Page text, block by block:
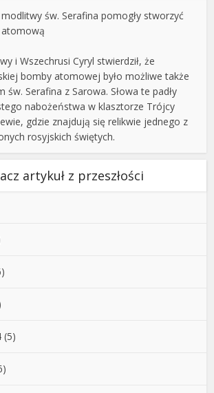
św. Serafina pomogły stworzyć
i Wszechrusi Cyryl stwierdził, że
bomby atomowej było możliwe także
św. Serafina z Sarowa. Słowa te padły
nabożeństwa w klasztorze Trójcy
gdzie znajdują się relikwie jednego z
rosyjskich świętych.
artykuł z przeszłości
(5)